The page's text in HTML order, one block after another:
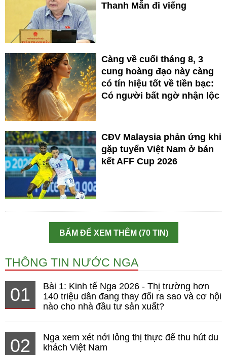
Thanh Mẫn đi viếng
Càng về cuối tháng 8, 3
cung hoàng đạo này càng
có tín hiệu tốt về tiền bạc:
Có người bất ngờ nhận lộc
CĐV Malaysia phản ứng khi
gặp tuyển Việt Nam ở bán
kết AFF Cup 2026
BẤM ĐỂ XEM THÊM (70 TIN)
THÔNG TIN NƯỚC NGA
01
Bài 1: Kinh tế Nga 2026 - Thị trường hơn
140 triệu dân đang thay đổi ra sao và cơ hội
nào cho nhà đầu tư sản xuất?
02
Nga xem xét nới lỏng thị thực để thu hút du
khách Việt Nam